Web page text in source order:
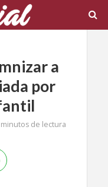
a
por
de lectura